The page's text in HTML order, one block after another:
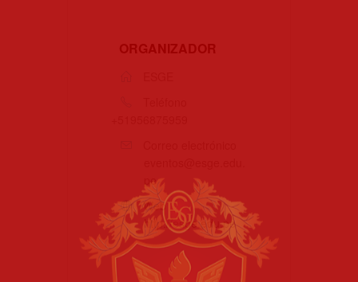
ORGANIZADOR
pe
Web
http://esge.edu.pe